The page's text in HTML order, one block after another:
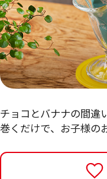
チョコとバナナの間違
巻くだけで、お子様の